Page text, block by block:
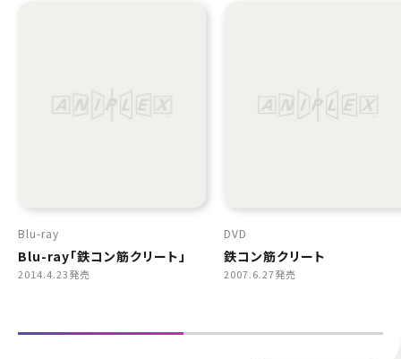
Blu-ray
Blu-ray「鉄コン筋クリート」
2014.4.23発売
DVD
鉄コン筋クリート
2007.6.27発売